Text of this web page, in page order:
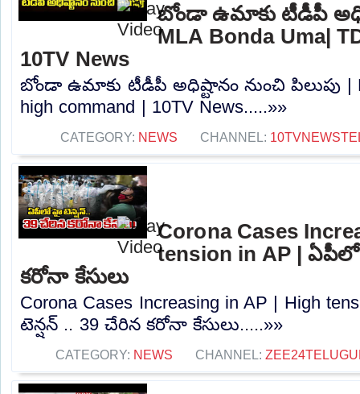
బోండా ఉమాకు టీడీపీ
MLA Bonda Uma|
10TV News
బోండా ఉమాకు టీడీపీ అధిష్టానం నుంచి పిలుపు |
high command | 10TV News.....»»
CATEGORY: NEWS CHANNEL:
Corona Cases
tension in AP |
కరోనా కేసులు
Corona Cases Increasing in AP | High
టెన్షన్ .. 39 చేరిన కరోనా కేసులు.....»»
CATEGORY: NEWS CHANNEL: